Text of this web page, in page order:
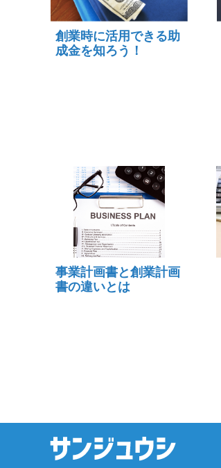
創業時に活用できる助
成金を知ろう！
事業計画書と創業計画
書の違いとは